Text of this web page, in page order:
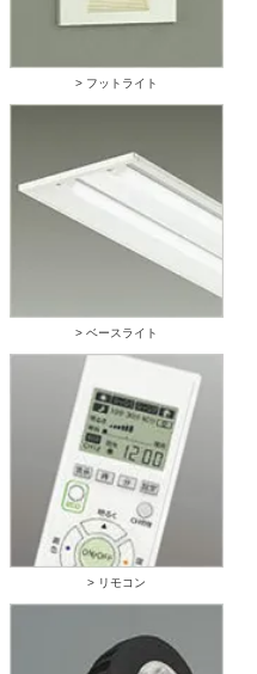
> フットライト
> ベースライト
> リモコン